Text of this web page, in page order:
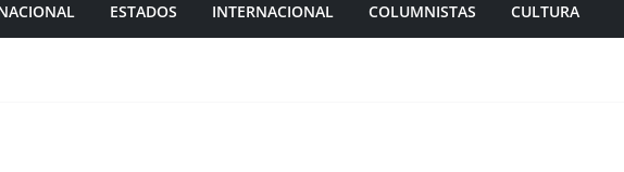
ESTADOS INTERNACIONAL COLUMNISTAS CULTURA